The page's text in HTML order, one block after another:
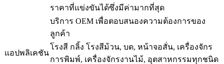
ราคาที่แข่งขันได้ซึ่งมีค่ามากที่สุด
บริการ OEM เพื่อตอบสนองความต้องการของ
ลูกค้า
แอปพลิเคชัน
โรงสี กลิ้ง โรงสีม้วน, บด, หน้าจอสั่น, เครื่องจักร
การพิมพ์, เครื่องจักรงานไม้, อุตสาหกรรมทุกชนิด